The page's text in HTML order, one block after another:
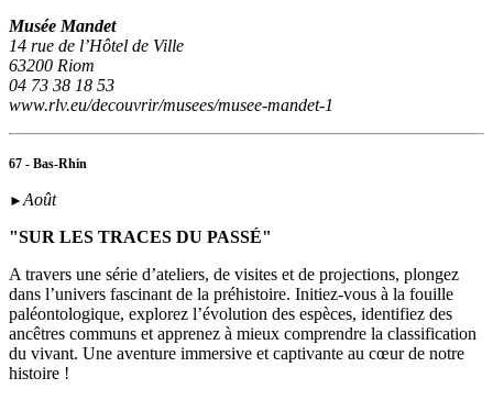
Musée Mandet
14 rue de l’Hôtel de Ville
63200 Riom
04 73 38 18 53
www.rlv.eu/decouvrir/musees/musee-mandet-1
67 - Bas-Rhin
►Août
"SUR LES TRACES DU PASSÉ"
A travers une série d’ateliers, de visites et de projections, plongez
dans l’univers fascinant de la préhistoire. Initiez-vous à la fouille
paléontologique, explorez l’évolution des espèces, identifiez des
ancêtres communs et apprenez à mieux comprendre la classification
du vivant. Une aventure immersive et captivante au cœur de notre
histoire !